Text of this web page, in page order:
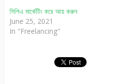
সিপিএ মার্কেটিং করে আয় করুন
June 25, 2021
In "Freelancing"